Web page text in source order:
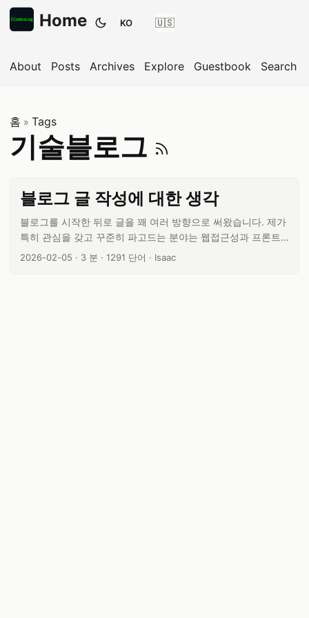
Home
테마 전환
KO
About Posts Archives Explore Guestbook Search
홈 » Tags
기술블로그
블로그 글 작성에 대한 생각
블로그를 시작한 뒤로 글을 꽤 여러 방향으로 써왔습니다. 제가
특히 관심을 갖고 꾸준히 파고드는 분야는 웹접근성과 프론트
엔드입니다. 더 많은 글을 쓰고 싶고 아이디어도 계속 나오는데,
글 작성일:
2026-02-05 · 글 읽기 시간:
3 분 · 글 단어 수:
1291 단어 · 글쓴이:
Isaac